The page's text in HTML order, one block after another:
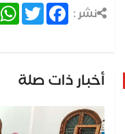
نشر : Facebook
Twitter
أخبار ذات صلة